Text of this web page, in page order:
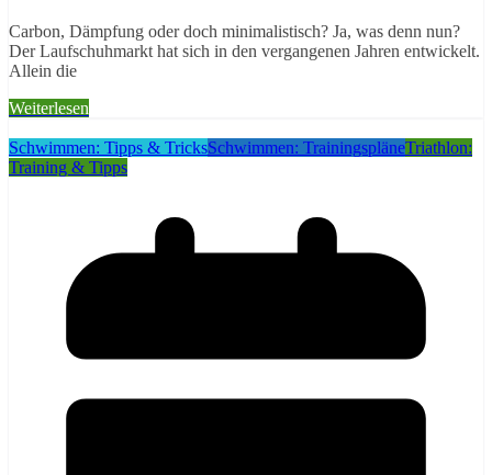
Carbon, Dämpfung oder doch minimalistisch? Ja, was denn nun?
Der Laufschuhmarkt hat sich in den vergangenen Jahren entwickelt.
Allein die
Weiterlesen
Schwimmen: Tipps & TricksSchwimmen: TrainingspläneTriathlon:
Training & Tipps